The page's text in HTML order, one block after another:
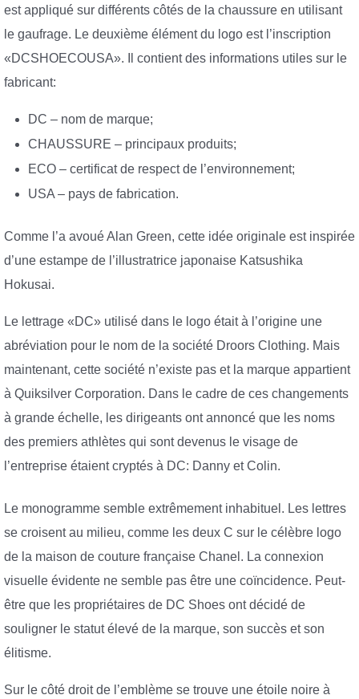
est appliqué sur différents côtés de la chaussure en utilisant
le gaufrage. Le deuxième élément du logo est l’inscription
«DCSHOECOUSA». Il contient des informations utiles sur le
fabricant:
DC – nom de marque;
CHAUSSURE – principaux produits;
ECO – certificat de respect de l’environnement;
USA – pays de fabrication.
Comme l’a avoué Alan Green, cette idée originale est inspirée
d’une estampe de l’illustratrice japonaise Katsushika
Hokusai.
Le lettrage «DC» utilisé dans le logo était à l’origine une
abréviation pour le nom de la société Droors Clothing. Mais
maintenant, cette société n’existe pas et la marque appartient
à Quiksilver Corporation. Dans le cadre de ces changements
à grande échelle, les dirigeants ont annoncé que les noms
des premiers athlètes qui sont devenus le visage de
l’entreprise étaient cryptés à DC: Danny et Colin.
Le monogramme semble extrêmement inhabituel. Les lettres
se croisent au milieu, comme les deux C sur le célèbre logo
de la maison de couture française Chanel. La connexion
visuelle évidente ne semble pas être une coïncidence. Peut-
être que les propriétaires de DC Shoes ont décidé de
souligner le statut élevé de la marque, son succès et son
élitisme.
Sur le côté droit de l’emblème se trouve une étoile noire à